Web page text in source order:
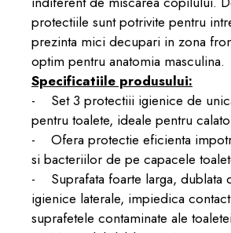
protectiile sunt potrivite pentru
prezinta mici decupari in zona
optim pentru anatomia masculina.
Specificatiile produsului:
- Set 3 protectiii igienice de
pentru toalete, ideale pentru
- Ofera protectie eficienta
si bacteriilor de pe capacele
- Suprafata foarte larga, dublata
igienice laterale, impiedica
suprafetele contaminate ale